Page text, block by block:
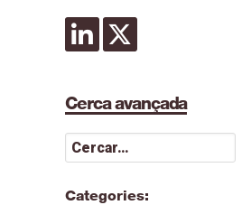
Cerca avançada
Categories: